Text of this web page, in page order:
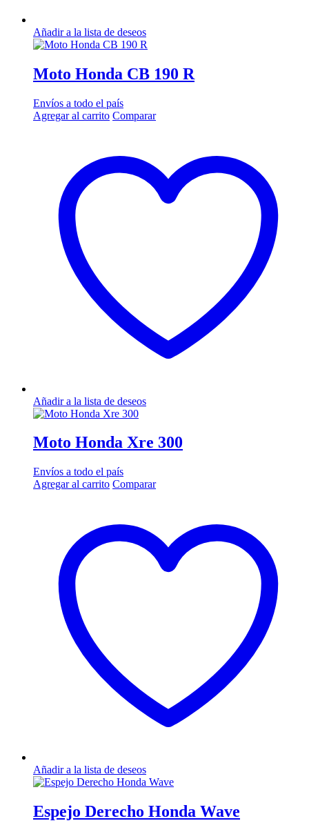
Añadir a la lista de deseos
Moto Honda CB 190 R
Envíos a todo el país
Agregar al carrito Comparar
Añadir a la lista de deseos
Moto Honda Xre 300
Envíos a todo el país
Agregar al carrito Comparar
Añadir a la lista de deseos
Espejo Derecho Honda Wave